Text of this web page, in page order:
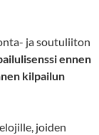
ja soutuliiton
ennen
kilpailun
joiden